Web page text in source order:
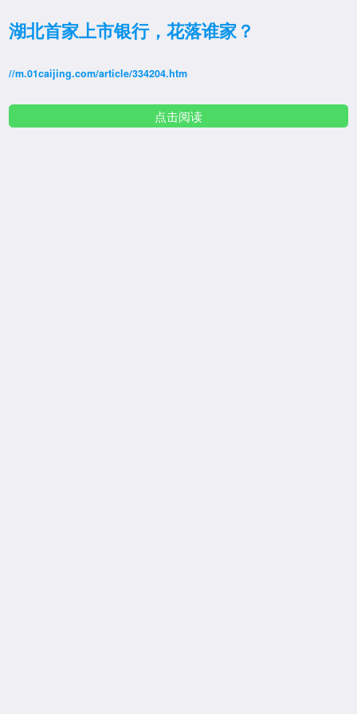
湖北首家上市银行，花落谁家？
//m.01caijing.com/article/334204.htm
点击阅读